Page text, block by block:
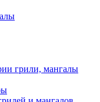
грили, мангалы